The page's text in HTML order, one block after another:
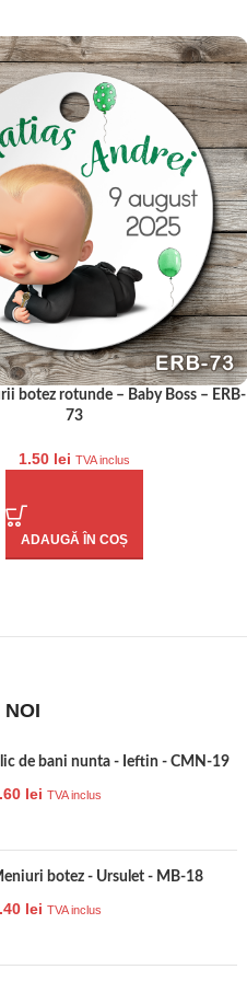
botez rotunde – Baby Boss – ERB-
73
1.50 lei TVA inclus
ADAUGĂ ÎN COȘ
NOI
de bani nunta - Ieftin - CMN-19
lei TVA inclus
botez - Ursulet - MB-18
lei TVA inclus